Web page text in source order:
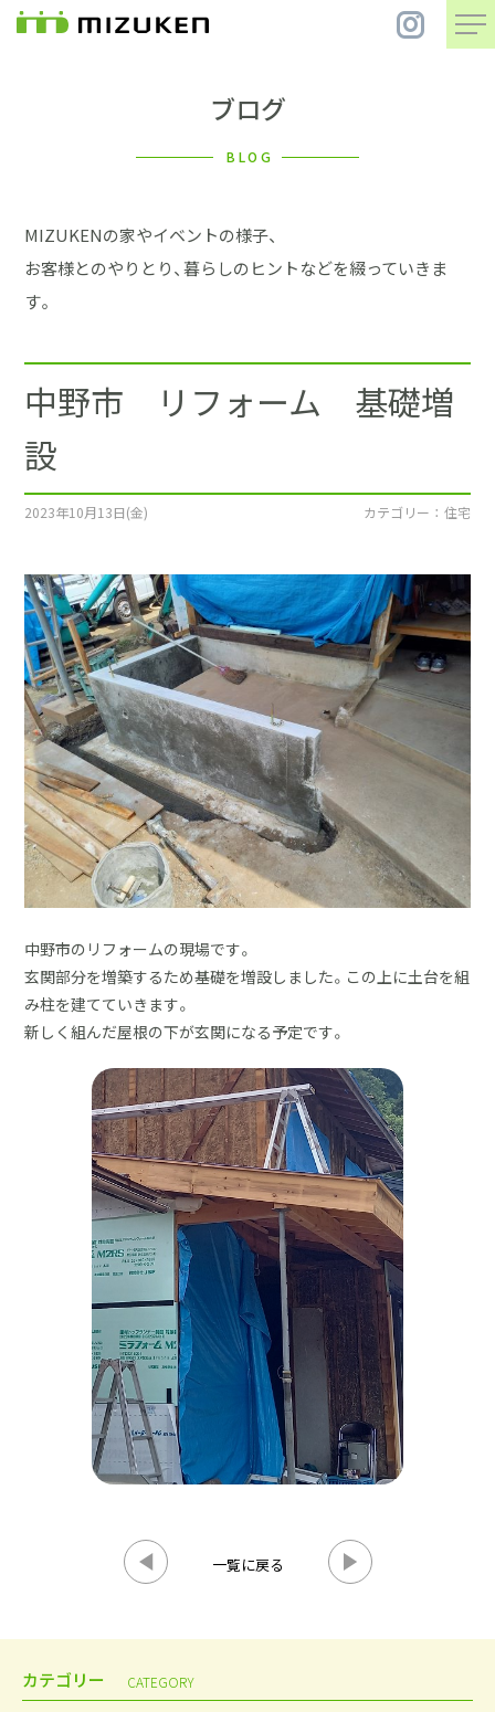
住 宅
まちづくり
会社案内
採用情報
イベント
ショールーム
ブログ
ブログ
BLOG
MIZUKENの家やイベントの様子、
お客様とのやりとり、暮らしのヒントなどを綴っていきま
す。
中野市 リフォーム 基礎増
設
2023年10月13日(金) カテゴリー ： 住宅
中野市のリフォームの現場です。
玄関部分を増築するため基礎を増設しました。この上に土台を組
み柱を建てていきます。
新しく組んだ屋根の下が玄関になる予定です。
一覧に戻る
カテゴリー CATEGORY